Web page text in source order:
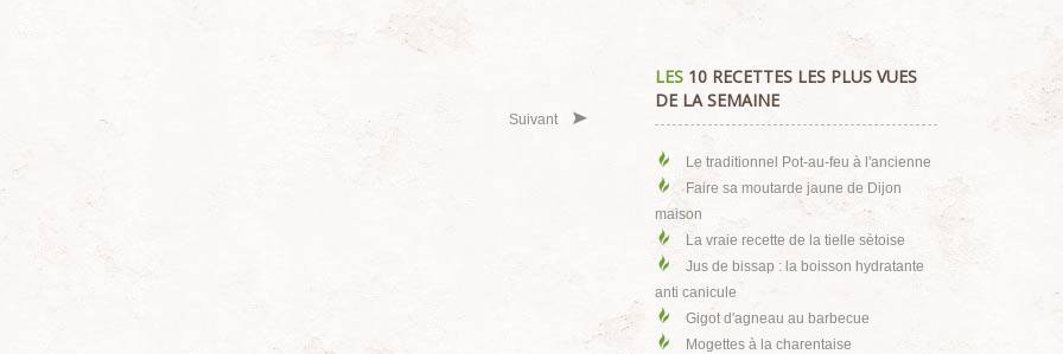
Suivant
LES 10 RECETTES LES PLUS VUES
DE LA SEMAINE
Le traditionnel Pot-au-feu à l'ancienne
Faire sa moutarde jaune de Dijon
maison
La vraie recette de la tielle sètoise
Jus de bissap : la boisson hydratante
anti canicule
Gigot d'agneau au barbecue
Mogettes à la charentaise